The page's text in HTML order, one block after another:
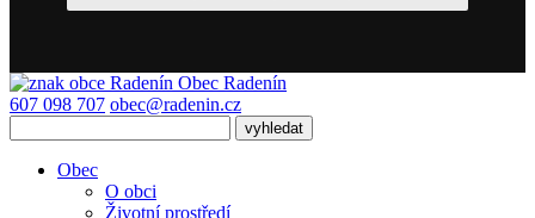
Obec Radenín
607 098 707 obec@radenin.cz
Obec
O obci
Životní prostředí